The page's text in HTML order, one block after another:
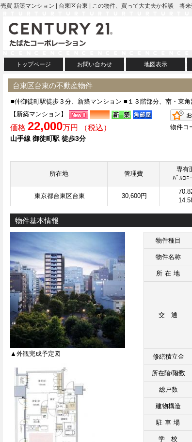
売買 新築マンション | 台東区台東 | この物件、買って大丈夫か相談 将
トップページ お問い合わせ 地図表示
台東区台東の不動産物件
■仲御徒町駅徒歩３分、新築マンション ■１３階部分、南・東
【新築マンション】
価格 22,000万円 （税込）
山手線 御徒町駅 徒歩3分
物件コ
所在地 管理費
専有
ﾊﾞﾙｺﾆ
東京都台東区台東 30,600円
物件基本情報
▲外観完成予定図
物件種目
物件名称
所在地
交通
修繕積立金
所在階/階数
総戸数
建物構造
駐車場
学校